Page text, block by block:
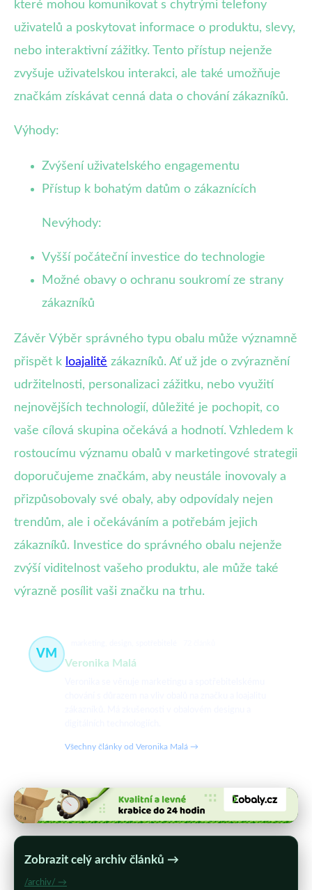
které mohou komunikovat s chytrými telefony
uživatelů a poskytovat informace o produktu, slevy,
nebo interaktivní zážitky. Tento přístup nejenže
zvyšuje uživatelskou interakci, ale také umožňuje
značkám získávat cenná data o chování zákazníků.
Výhody:
Zvýšení uživatelského engagementu
Přístup k bohatým datům o zákaznících
Nevýhody:
Vyšší počáteční investice do technologie
Možné obavy o ochranu soukromí ze strany
zákazníků
Závěr Výběr správného typu obalu může významně
přispět k loajalitě zákazníků. Ať už jde o zvýraznění
udržitelnosti, personalizaci zážitku, nebo využití
nejnovějších technologií, důležité je pochopit, co
vaše cílová skupina očekává a hodnotí. Vzhledem k
rostoucímu významu obalů v marketingové strategii
doporučujeme značkám, aby neustále inovovaly a
přizpůsobovaly své obaly, aby odpovídaly nejen
trendům, ale i očekáváním a potřebám jejich
zákazníků. Investice do správného obalu nejenže
zvýší viditelnost vašeho produktu, ale může také
výrazně posílit vaši značku na trhu.
VM
Veronika Malá
Všechny články od Veronika Malá →
Zobrazit celý archiv článků →
/archiv/ →